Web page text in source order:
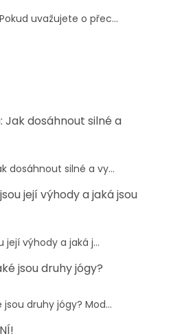
uvažujete o přec...
Jak dosáhnout silné a
dosáhnout silné a vy...
její výhody a jaká jsou
její výhody a jaká j...
jsou druhy jógy?
druhy jógy? Mod...